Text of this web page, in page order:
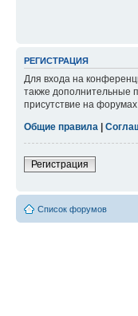
РЕГИСТРАЦИЯ
Для входа на
также дополнительные
присутствие на
Общие правила
Регистрация
Список форумов